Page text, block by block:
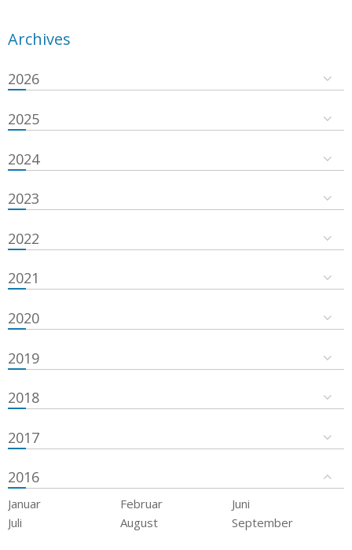
Archives
2026
2025
2024
2023
2022
2021
2020
2019
2018
2017
2016
Januar Februar
Juni
Juli
August September